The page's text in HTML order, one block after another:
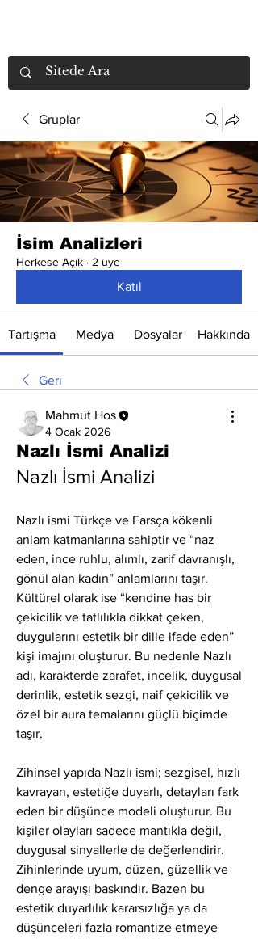
Gruplar
İsim Analizleri
Herkese Açık · 2 üye
Katıl
Tartışma Medya Dosyalar Hakkında
Geri
Mahmut Hos
4 Ocak 2026
Nazlı İsmi Analizi
Nazlı İsmi Analizi
Nazlı ismi Türkçe ve Farsça kökenli
anlam katmanlarına sahiptir ve “naz
eden, ince ruhlu, alımlı, zarif davranışlı,
gönül alan kadın” anlamlarını taşır.
Kültürel olarak ise “kendine has bir
çekicilik ve tatlılıkla dikkat çeken,
duygularını estetik bir dille ifade eden”
kişi imajını oluşturur. Bu nedenle Nazlı
adı, karakterde zarafet, incelik, duygusal
derinlik, estetik sezgi, naif çekicilik ve
özel bir aura temalarını güçlü biçimde
taşır.
Zihinsel yapıda Nazlı ismi; sezgisel, hızlı
kavrayan, estetiğe duyarlı, detayları fark
eden bir düşünce modeli oluşturur. Bu
kişiler olayları sadece mantıkla değil,
duygusal sinyallerle de değerlendirir.
Zihinlerinde uyum, düzen, güzellik ve
denge arayışı baskındır. Bazen bu
estetik duyarlılık kararsızlığa ya da
düşünceleri fazla romantize etmeye